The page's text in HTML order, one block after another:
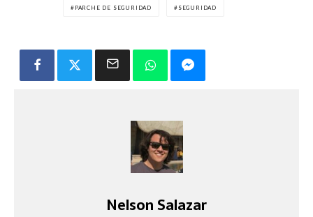
PARCHE DE SEGURIDAD SEGURIDAD
Nelson Salazar